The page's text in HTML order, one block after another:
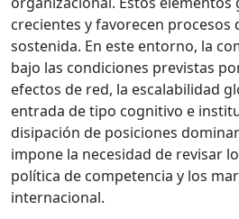
crecientes y favorecen procesos
sostenida. En este entorno, la
bajo las condiciones previstas
efectos de red, la escalabilidad
entrada de tipo cognitivo e
disipación de posiciones
impone la necesidad de revisar
política de competencia y los
internacional.